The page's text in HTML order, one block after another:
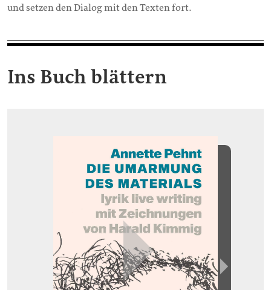
und setzen den Dialog mit den Texten fort.
Ins Buch blättern